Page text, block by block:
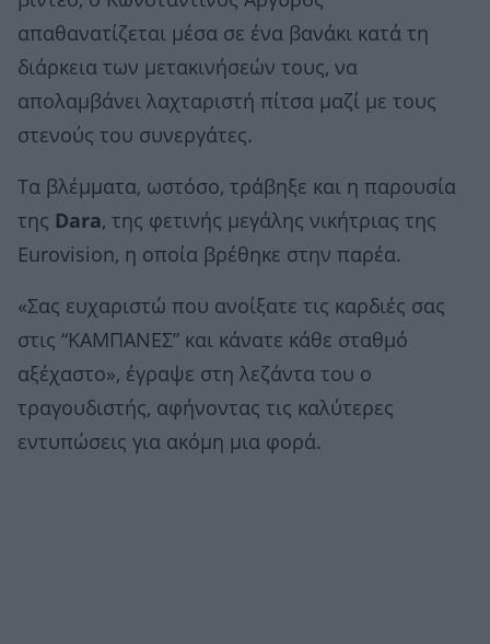
απαθανατίζεται μέσα σε ένα βανάκι κατά τη
διάρκεια των μετακινήσεών τους, να
απολαμβάνει λαχταριστή πίτσα μαζί με τους
στενούς του συνεργάτες.
Τα βλέμματα, ωστόσο, τράβηξε και η παρουσία
της Dara, της φετινής μεγάλης νικήτριας της
Eurovision, η οποία βρέθηκε στην παρέα.
«Σας ευχαριστώ που ανοίξατε τις καρδιές σας
στις “ΚΑΜΠΑΝΕΣ” και κάνατε κάθε σταθμό
αξέχαστο», έγραψε στη λεζάντα του ο
τραγουδιστής, αφήνοντας τις καλύτερες
εντυπώσεις για ακόμη μια φορά.